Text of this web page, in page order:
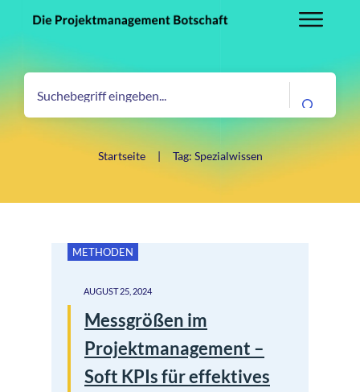
Startseite | Tag: Spezialwissen
METHODEN
AUGUST 25, 2024
Messgrößen im
Projektmanagement –
Soft KPIs für effektives